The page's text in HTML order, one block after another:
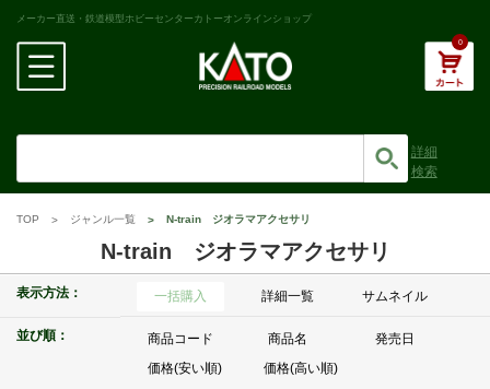
メーカー直送・鉄道模型ホビーセンターカトーオンラインショップ
0
詳細
検索
TOP ジャンル一覧 N-train ジオラマアクセサリ
N-train ジオラマアクセサリ
表示方法： 一括購入 詳細一覧 サムネイル
並び順： 商品コード 商品名
発売日
価格(安い順)
価格(高い順)